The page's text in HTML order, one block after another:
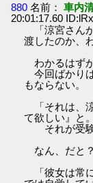
880 名前： 車内
20:01:17.60
「涼宮さん
渡したのか、
わかるはず
今回ばかり
もならない。
「それは、
て欲しい』と。
それが受験
なん、だと？
「彼女は常